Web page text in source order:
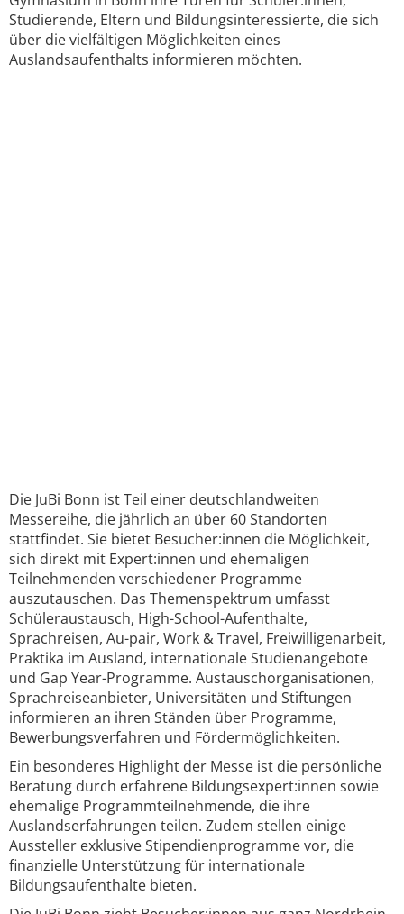
Studierende, Eltern und Bildungsinteressierte, die sich
über die vielfältigen Möglichkeiten eines
Auslandsaufenthalts informieren möchten.
Die JuBi Bonn ist Teil einer deutschlandweiten
Messereihe, die jährlich an über 60 Standorten
stattfindet. Sie bietet Besucher:innen die Möglichkeit,
sich direkt mit Expert:innen und ehemaligen
Teilnehmenden verschiedener Programme
auszutauschen. Das Themenspektrum umfasst
Schüleraustausch, High-School-Aufenthalte,
Sprachreisen, Au-pair, Work & Travel, Freiwilligenarbeit,
Praktika im Ausland, internationale Studienangebote
und Gap Year-Programme. Austauschorganisationen,
Sprachreiseanbieter, Universitäten und Stiftungen
informieren an ihren Ständen über Programme,
Bewerbungsverfahren und Fördermöglichkeiten.
Ein besonderes Highlight der Messe ist die persönliche
Beratung durch erfahrene Bildungsexpert:innen sowie
ehemalige Programmteilnehmende, die ihre
Auslandserfahrungen teilen. Zudem stellen einige
Aussteller exklusive Stipendienprogramme vor, die
finanzielle Unterstützung für internationale
Bildungsaufenthalte bieten.